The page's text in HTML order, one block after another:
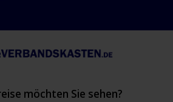
möchten Sie sehen?